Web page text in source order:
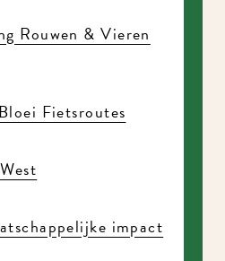
Rouwen & Vieren
Fietsroutes
impact